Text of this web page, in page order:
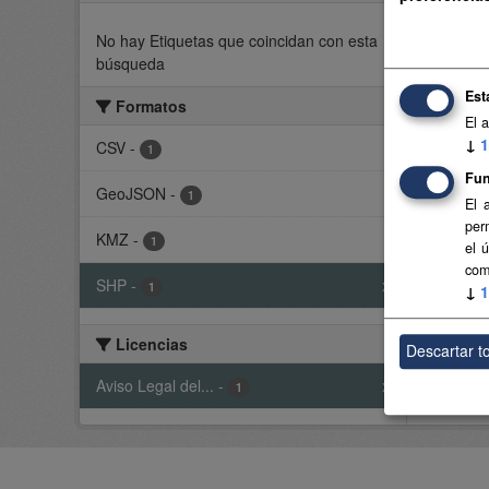
No hay Etiquetas que coincidan con esta
búsqueda
Formatos
CSV - 1
GeoJSON - 1
KMZ - 1
SHP - 1 x
Licencias
Aviso Legal del... - 1 x
El
↓ 1
El
el
↓ 1
Descartar